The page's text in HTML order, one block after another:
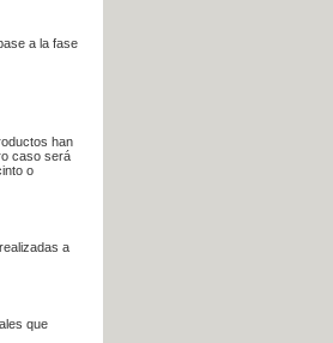
a la fase
han
caso será
o
a
que